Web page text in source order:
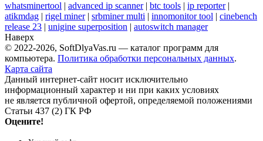
whatsminertool | advanced ip scanner| btc tools | ip reporter|
atikmdag | rigel miner| srbminer multi | innomonitor tool | cinebench
release 23 | unigine superposition | autoswitch manager
Наверх
© 2022-2026, SoftDlyaVas.ru — каталог программ для
компьютера. Политика обработки персональных данных.
Карта сайта
Данный интернет-сайт носит исключительно
информационный характер и ни при каких условиях
не является публичной офертой, определяемой положениями
Статьи 437 (2) ГК РФ
Оцените!